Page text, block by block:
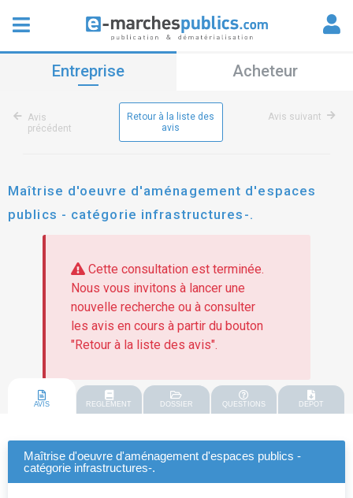
Entreprise Acheteur
Avis
précédent
Retour à la liste des
avis
Avis suivant
Maîtrise d'oeuvre d'aménagement d'espaces
publics - catégorie infrastructures-.
Cette consultation est terminée.
Nous vous invitons à lancer une
nouvelle recherche ou à consulter
les avis en cours à partir du bouton
"Retour à la liste des avis".
AVIS REGLEMENT DOSSIER QUESTIONS DEPOT
Maîtrise d'oeuvre d'aménagement d'espaces publics -
catégorie infrastructures-.